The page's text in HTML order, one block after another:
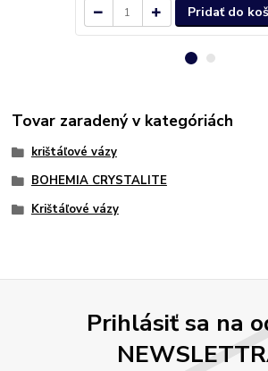
Pridať do
Tovar zaradený v kategóriách
krištáľové vázy
BOHEMIA CRYSTALITE
Krištáľové vázy
Prihlásiť sa na